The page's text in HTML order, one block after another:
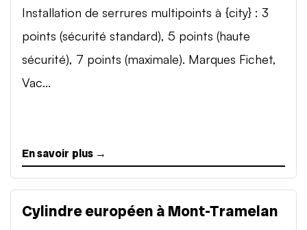
Installation de serrures multipoints à {city} : 3
points (sécurité standard), 5 points (haute
sécurité), 7 points (maximale). Marques Fichet,
Vac...
En savoir plus →
Cylindre européen à Mont-Tramelan